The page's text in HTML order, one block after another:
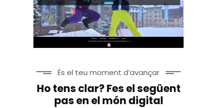
Aparthotel Les
Olimpiades
És el teu moment d’avançar
Ho tens clar? Fes el següent
pas en el món digital